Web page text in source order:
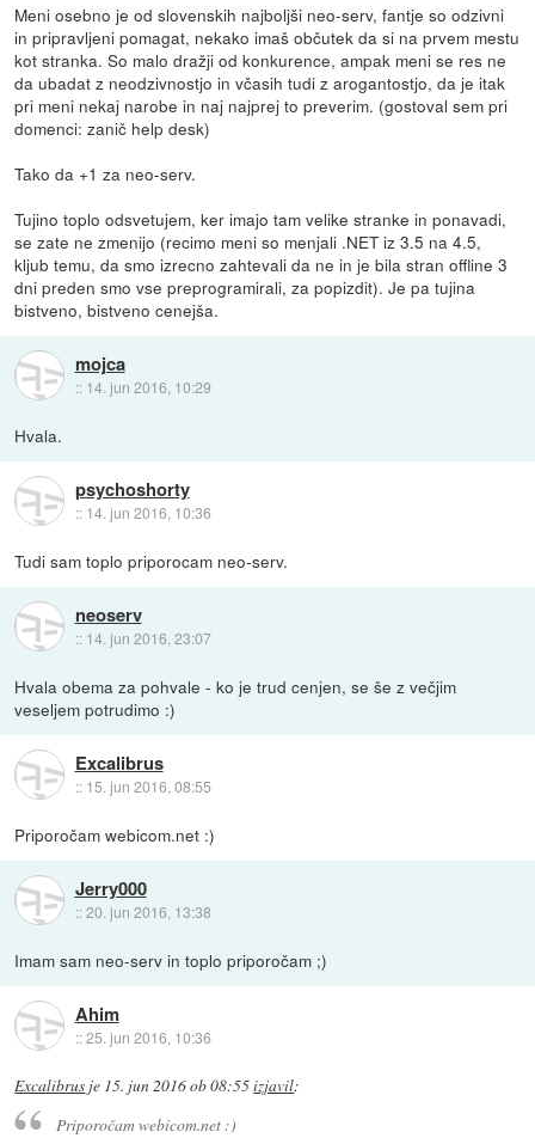
Meni osebno je od slovenskih najboljši neo-serv, fantje so odzivni
in pripravljeni pomagat, nekako imaš občutek da si na prvem mestu
kot stranka. So malo dražji od konkurence, ampak meni se res ne
da ubadat z neodzivnostjo in včasih tudi z arogantostjo, da je itak
pri meni nekaj narobe in naj najprej to preverim. (gostoval sem pri
domenci: zanič help desk)
Tako da +1 za neo-serv.
Tujino toplo odsvetujem, ker imajo tam velike stranke in ponavadi,
se zate ne zmenijo (recimo meni so menjali .NET iz 3.5 na 4.5,
kljub temu, da smo izrecno zahtevali da ne in je bila stran offline 3
dni preden smo vse preprogramirali, za popizdit). Je pa tujina
bistveno, bistveno cenejša.
mojca
:: 14. jun 2016, 10:29
Hvala.
psychoshorty
:: 14. jun 2016, 10:36
Tudi sam toplo priporocam neo-serv.
neoserv
:: 14. jun 2016, 23:07
Hvala obema za pohvale - ko je trud cenjen, se še z večjim
veseljem potrudimo :)
Excalibrus
:: 15. jun 2016, 08:55
Priporočam webicom.net :)
Jerry000
::20. jun 2016, 13:38
Imam sam neo-serv in toplo priporočam ;)
Ahim
::25. jun 2016, 10:36
Excalibrus je 15. jun 2016 ob 08:55izjavil:
Priporočam webicom.net :)